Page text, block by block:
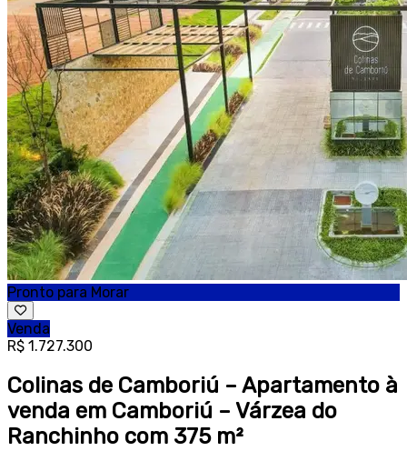
Pronto para Morar
Venda
R$ 1.727.300
Colinas de Camboriú – Apartamento à
venda em Camboriú – Várzea do
Ranchinho com 375 m²